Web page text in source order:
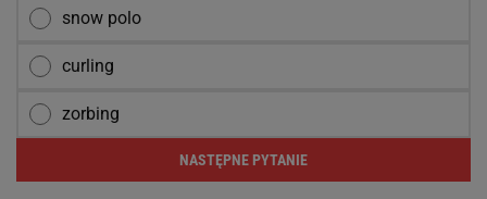
snow polo
curling
zorbing
NASTĘPNE PYTANIE